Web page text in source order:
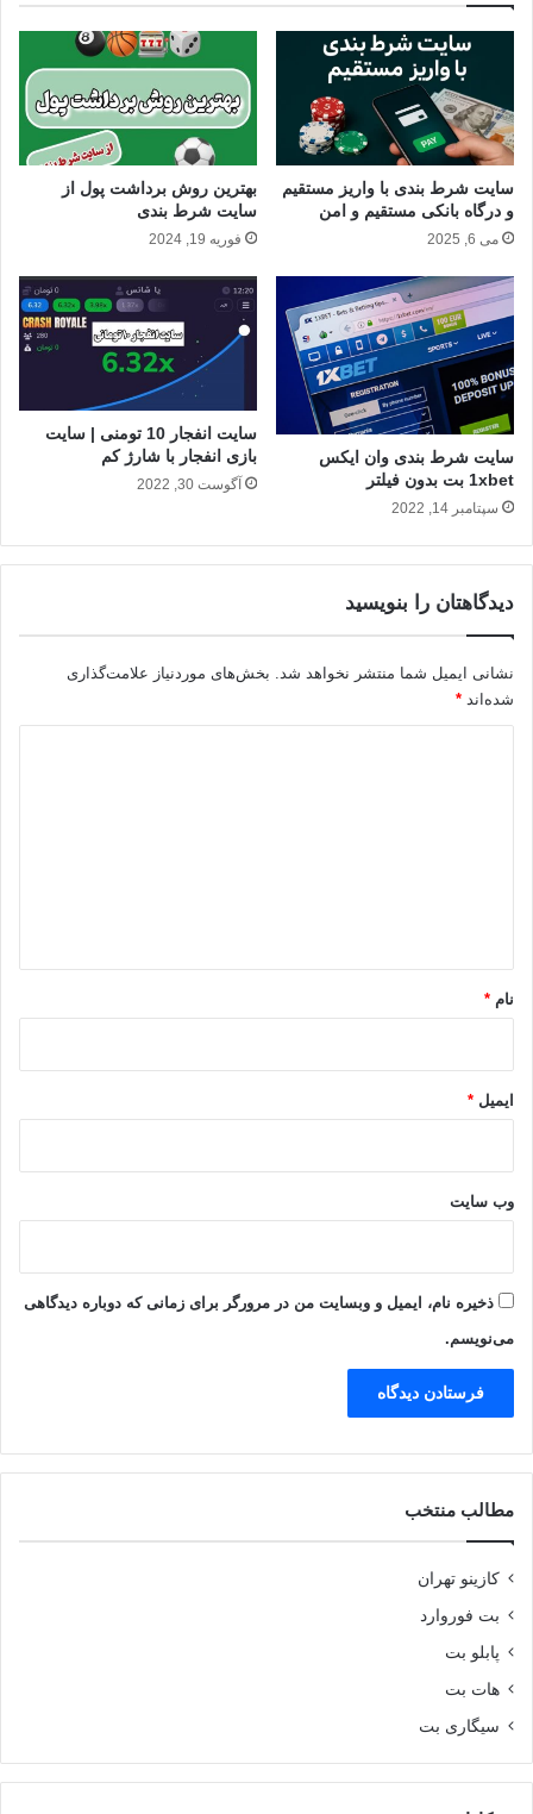
سایت شرط بندی با واریز مستقیم
و درگاه بانکی مستقیم و امن
می 6, 2025
بهترین روش برداشت پول از
سایت شرط بندی
فوریه 19, 2024
سایت شرط بندی وان ایکس
1xbet بت بدون فیلتر
سپتامبر 14, 2022
سایت انفجار 10 تومنی | سایت
بازی انفجار با شارژ کم
آگوست 30, 2022
دیدگاهتان را بنویسید
نشانی ایمیل شما منتشر نخواهد شد. بخش‌های موردنیاز علامت‌گذاری
شده‌اند *
نام *
ایمیل *
وب‌ سایت
ذخیره نام، ایمیل و وبسایت من در مرورگر برای زمانی که دوباره دیدگاهی
می‌نویسم.
مطالب منتخب
کازینو تهران
بت فوروارد
پابلو بت
هات بت
سیگاری بت